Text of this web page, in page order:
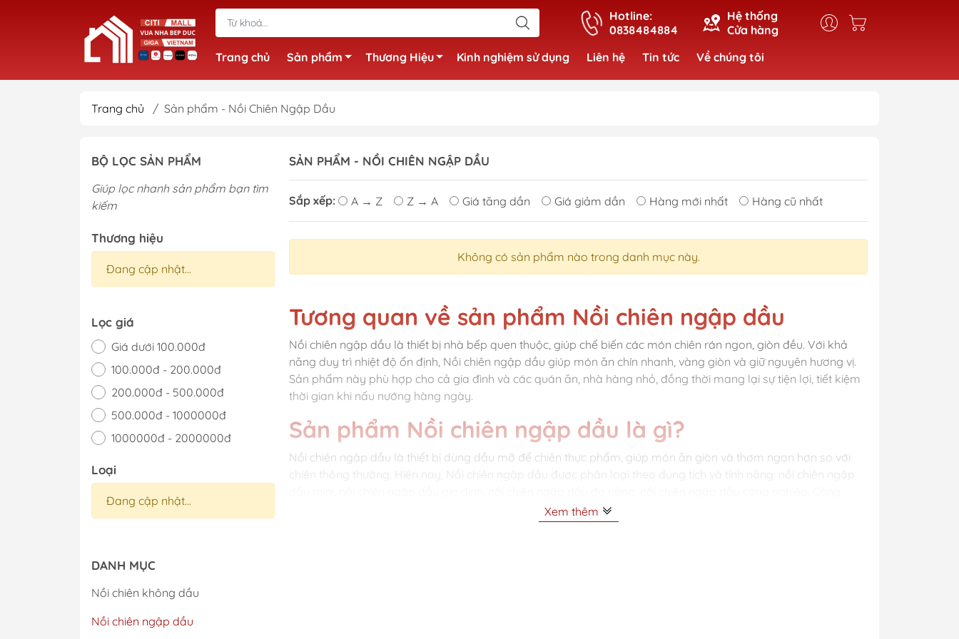
Hotline:
0838484884
Hệ thống
Cửa hàng
Trang chủ
Sản phẩm Thương Hiệu Kinh nghiệm sử dụng Liên hệ Tin tức Về chúng tôi
Trang chủ / Sản phẩm - Nồi Chiên Ngập Dầu
SẢN PHẨM - NỒI CHIÊN NGẬP DẦU
Sắp xếp: A → Z Z → A Giá tăng dần Giá giảm dần Hàng mới nhất Hàng cũ nhất
Không có sản phẩm nào trong danh mục này.
Tương quan về sản phẩm Nồi chiên ngập dầu
Nồi chiên ngập dầu là thiết bị nhà bếp quen thuộc, giúp chế biến các món chiên rán ngon, giòn đều. Với khả
năng duy trì nhiệt độ ổn định, Nồi chiên ngập dầu giúp món ăn chín nhanh, vàng giòn và giữ nguyên hương vị.
Sản phẩm này phù hợp cho cả gia đình và các quán ăn, nhà hàng nhỏ, đồng thời mang lại sự tiện lợi, tiết kiệm
thời gian khi nấu nướng hàng ngày.
Sản phẩm Nồi chiên ngập dầu là gì?
Nồi chiên ngập dầu là thiết bị dùng dầu mỡ để chiên thực phẩm, giúp món ăn giòn và thơm ngon hơn so với
chiên thông thường. Hiện nay, Nồi chiên ngập dầu được phân loại theo dung tích và tính năng: nồi chiên ngập
dụng nổi bật của Nồi chiên ngập dầu là chiên thực phẩm nhanh, đều nhiệt, giữ độ giòn và màu sắc hấp dẫn,
Xem thêm
BỘ LỌC SẢN PHẨM
Giúp lọc nhanh sản phẩm bạn tìm
kiếm
Thương hiệu
Đang cập nhật...
Lọc giá
Giá dưới 100.000đ
100.000đ - 200.000đ
200.000đ - 500.000đ
500.000đ - 1000000đ
1000000đ - 2000000đ
Loại
Đang cập nhật...
DANH MỤC
Nồi chiên không dầu
Nồi chiên ngập dầu